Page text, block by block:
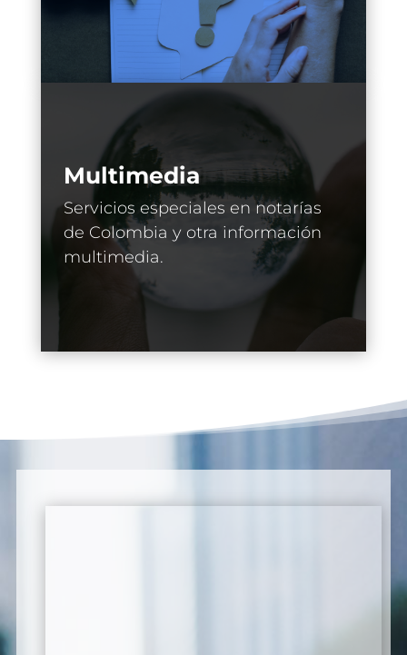
Multimedia
Servicios especiales en notarías
de Colombia y otra información
multimedia.